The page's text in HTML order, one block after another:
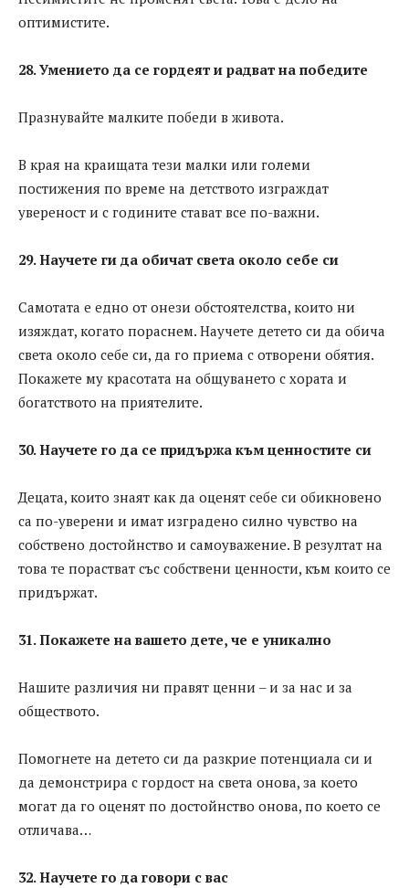
оптимистите.
28. Умението да се гордеят и радват на победите
Празнувайте малките победи в живота.
В края на краищата тези малки или големи
постижения по време на детството изграждат
увереност и с годините стават все по-важни.
29. Научете ги да обичат света около себе си
Самотата е едно от онези обстоятелства, които ни
изяждат, когато пораснем. Научете детето си да обича
света около себе си, да го приема с отворени обятия.
Покажете му красотата на общуването с хората и
богатството на приятелите.
30. Научете го да се придържа към ценностите си
Децата, които знаят как да оценят себе си обикновено
са по-уверени и имат изградено силно чувство на
собствено достойнство и самоуважение. В резултат на
това те порастват със собствени ценности, към които се
придържат.
31. Покажете на вашето дете, че е уникално
Нашите различия ни правят ценни – и за нас и за
обществото.
Помогнете на детето си да разкрие потенциала си и
да демонстрира с гордост на света онова, за което
могат да го оценят по достойнство онова, по което се
отличава…
32. Научете го да говори с вас